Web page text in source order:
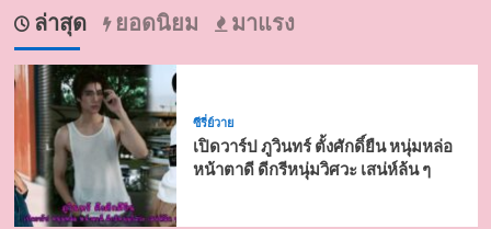
ล่าสุด ยอดนิยม มาแรง
ซีรี่ย์วาย
เปิดวาร์ป ภูวินทร์ ตั้งศักดิ์ยืน หนุ่มหล่อ
หน้าตาดี ดีกรีหนุ่มวิศวะ เสน่ห์ล้น ๆ